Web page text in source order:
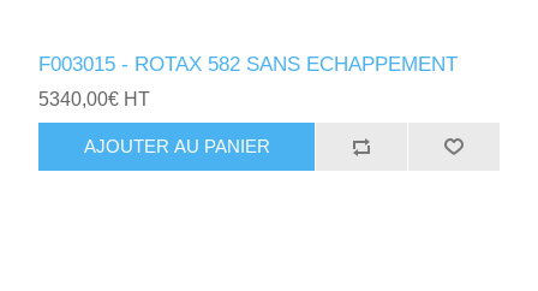
F003015 - ROTAX 582 SANS ECHAPPEMENT
5340,00€ HT
AJOUTER AU PANIER